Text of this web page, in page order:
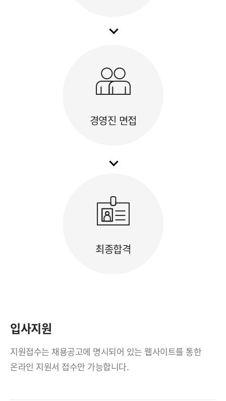
경영진 면접
최종합격
입사지원
지원접수는 채용공고에 명시되어 있는 웹사이트를 통한
온라인 지원서 접수만 가능합니다.